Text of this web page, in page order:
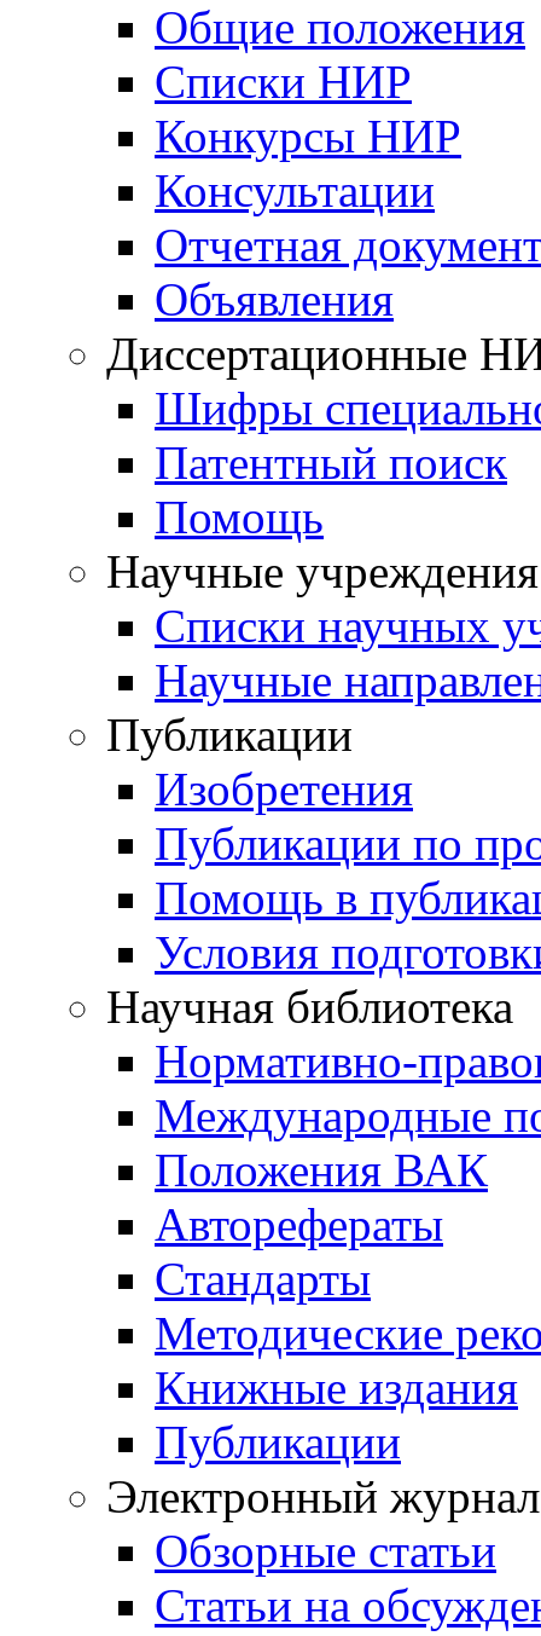
Общие положения
Списки НИР
Конкурсы НИР
Консультации
Отчетная
Объявления
Диссертационные
Шифры
Патентный поиск
Помощь
Научные учреждения
Списки научных
Научные
Публикации
Изобретения
Публикации по
Помощь в
Условия
Научная библиотека
Нормативно-
Международные
Положения ВАК
Авторефераты
Стандарты
Методические
Книжные издания
Публикации
Электронный журнал
Обзорные статьи
Статьи на